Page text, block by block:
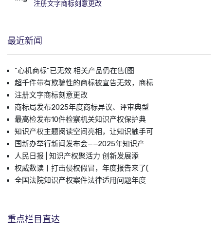
注册文字商标刻意更改
最近新闻
“心机商标”已无效 相关产品仍在售(图
超千件带有欺骗性的商标被宣告无效，商标
注册文字商标刻意更改
商标局发布2025年度商标异议、评审典型
最高检发布10件检察机关知识产权保护典
知识产权主题阅读空间亮相，让知识触手可
国新办举行新闻发布会——2025年知识产
人民日报 | 知识产权聚活力 创新发展添
权威数读丨打击侵权假冒，年度报告来了(
全国法院知识产权案件法律适用问题年度
重点栏目直达